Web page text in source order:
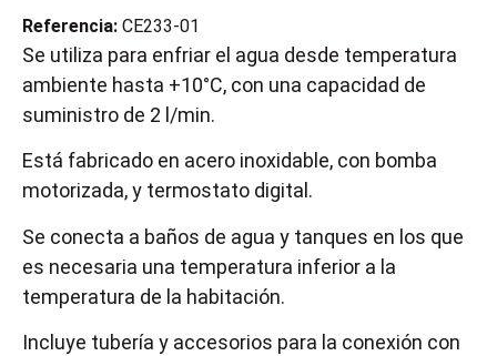
Referencia: CE233-01
Se utiliza para enfriar el agua desde temperatura
ambiente hasta +10°C, con una capacidad de
suministro de 2 l/min.
Está fabricado en acero inoxidable, con bomba
motorizada, y termostato digital.
Se conecta a baños de agua y tanques en los que
es necesaria una temperatura inferior a la
temperatura de la habitación.
Incluye tubería y accesorios para la conexión con